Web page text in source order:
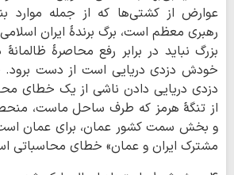
عوارض از کشتی‌ها که از جمله موارد
رهبری معظم است، برگ برندۀ ایران
بزرگ نباید در برابر رفع محاصرۀ
خودش دزدی دریایی است از دست برود.
دزدی دریایی دادن ناشی از یک خطای
از تنگۀ هرمز که طرف ساحل ماست،
و بخش سمت کشور عمان، برای عمان است.
مشترک ایران و عمان» خطای محاسباتی